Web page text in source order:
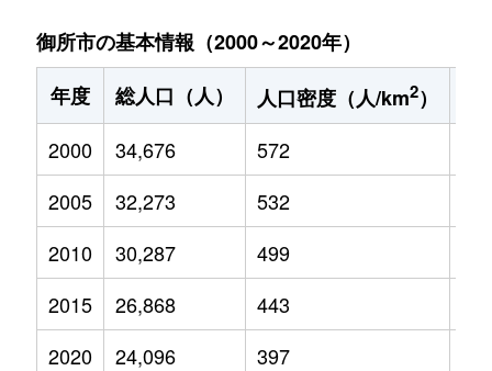
御所市の基本情報（2000～2020年）
年度
総人口（人） 人口密度（人/km2）
2000
34,676 572
2005
32,273 532
2010
30,287 499
2015
26,868 443
2020
24,096 397